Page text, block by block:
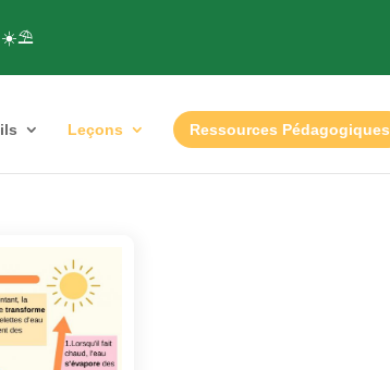
Leçons Ressources Pédagogiques
☀️⛱️